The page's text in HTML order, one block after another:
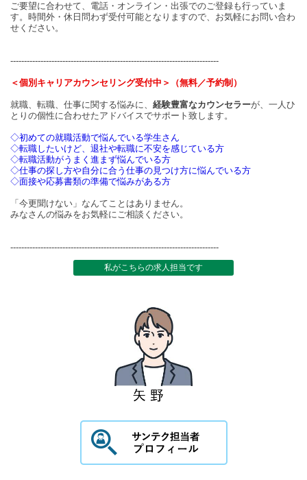
ご要望に合わせて、電話・オンライン・出張でのご登録も行っていま
す。時間外・休日問わず受付可能となりますので、お気軽にお問い合わ
せください。
----------------------------------------------------------------------------
＜個別キャリアカウンセリング受付中＞（無料／予約制）
就職、転職、仕事に関する悩みに、 経験豊富なカウンセラーが、一人ひ
とりの個性に合わせたアドバイスでサポート致します。
◇初めての就職活動で悩んでいる学生さん
◇転職したいけど、退社や転職に不安を感じている方
◇転職活動がうまく進まず悩んでいる方
◇仕事の探し方や自分に合う仕事の見つけ方に悩んでいる方
◇面接や応募書類の準備で悩みがある方
「今更聞けない」なんてことはありません。
みなさんの悩みをお気軽にご相談ください。
----------------------------------------------------------------------------
私がこちらの求人担当です